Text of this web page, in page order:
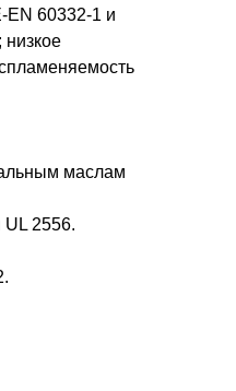
EN 60332-1 и
низкое
маслам
2556.